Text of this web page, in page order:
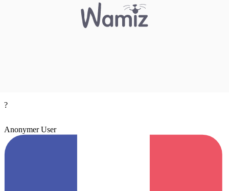
?
Anonymer User